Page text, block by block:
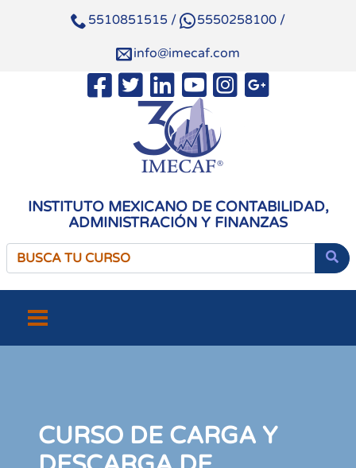
5510851515 / 5550258100 /
info@imecaf.com
INSTITUTO MEXICANO DE CONTABILIDAD,
ADMINISTRACIÓN Y FINANZAS
CURSO DE CARGA Y